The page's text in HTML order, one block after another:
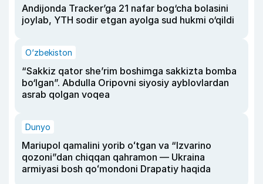
Andijonda Tracker’ga 21 nafar bog‘cha bolasini
joylab, YTH sodir etgan ayolga sud hukmi o‘qildi
O‘zbekiston
“Sakkiz qator she’rim boshimga sakkizta bomba
bo‘lgan”. Abdulla Oripovni siyosiy ayblovlardan
asrab qolgan voqea
Dunyo
Mariupol qamalini yorib oʻtgan va “Izvarino
qozoni”dan chiqqan qahramon — Ukraina
armiyasi bosh qoʻmondoni Drapatiy haqida